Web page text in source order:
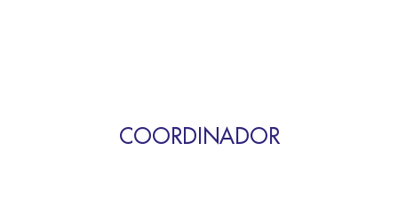
COORDINADOR